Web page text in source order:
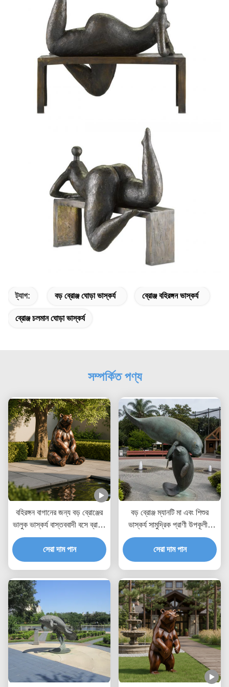
ট্যাগ: বড় ব্রোঞ্জ ঘোড়া ভাস্কর্য ব্রোঞ্জ বহিরঙ্গন ভাস্কর্য
ব্রোঞ্জ চলমান ঘোড়া ভাস্কর্য
সম্পর্কিত পণ্য
বহিরঙ্গন বাগানের জন্য বড় ব্রোঞ্জের
ভালুক ভাস্কর্য বাস্তববাদী বসে ব্রাউন
বিয়ার মূর্তি পার্ক ভিলার জন্য কাস্টম
ধাতব প্রাণী শিল্প সজ্জা
সেরা দাম পান
বড় ব্রোঞ্জ ম্যানটি মা এবং শিশুর
ভাস্কর্য সামুদ্রিক প্রাণী উপকূলীয়
বাগান আউটডোর আর্ট মূর্তি
সেরা দাম পান